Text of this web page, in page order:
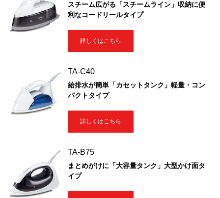
スチーム広がる「スチームライン」収納に便
利なコードリールタイプ
詳しくはこちら
TA-C40
給排水が簡単「カセットタンク」軽量・コン
パクトタイプ
詳しくはこちら
TA-B75
まとめがけに「大容量タンク」大型かけ面タ
イプ